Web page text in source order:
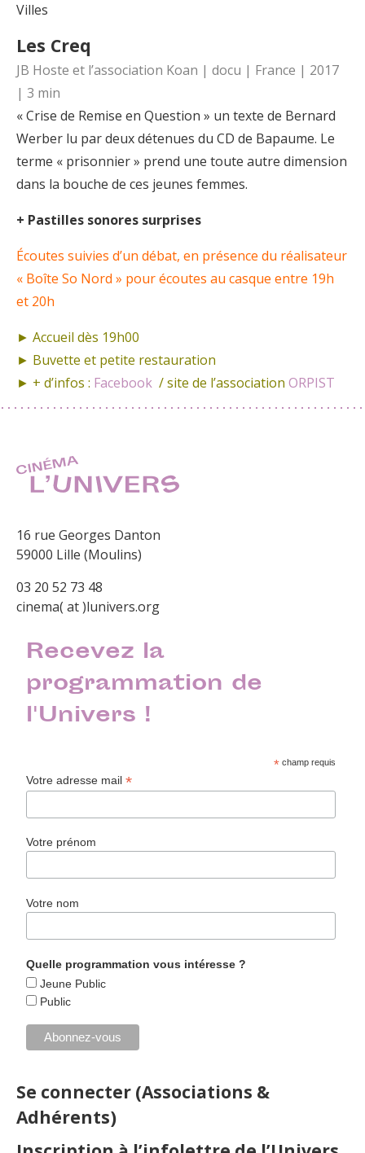
Villes
Les Creq
JB Hoste et l’association Koan | docu | France | 2017
| 3 min
« Crise de Remise en Question » un texte de Bernard
Werber lu par deux détenues du CD de Bapaume. Le
terme « prisonnier » prend une toute autre dimension
dans la bouche de ces jeunes femmes.
+ Pastilles sonores surprises
Écoutes suivies d’un débat, en présence du réalisateur
« Boîte So Nord » pour écoutes au casque entre 19h
et 20h
► Accueil dès 19h00
► Buvette et petite restauration
► + d’infos : Facebook / site de l’association ORPIST
16 rue Georges Danton
59000 Lille (Moulins)
03 20 52 73 48
cinema( at )lunivers.org
Recevez la
programmation de
l'Univers !
* champ requis
Votre adresse mail*
Votre prénom
Votre nom
Quelle programmation vous intéresse ?
Jeune Public
Public
Se connecter (Associations &
Adhérents)